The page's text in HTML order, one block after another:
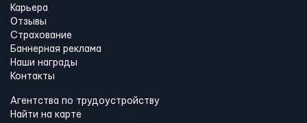
Карьера
Отзывы
Страхование
Баннерная реклама
Наши награды
Контакты
Агентства по трудоустройству
Найти на карте